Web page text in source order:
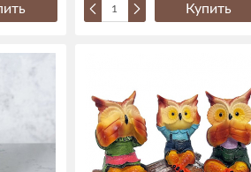
Купить